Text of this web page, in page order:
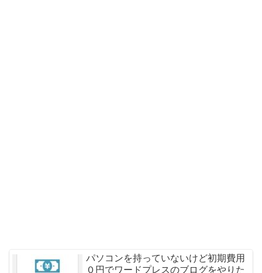
パソコンを持っていないけど初期費用
０円でワードプレスのブログをやりた